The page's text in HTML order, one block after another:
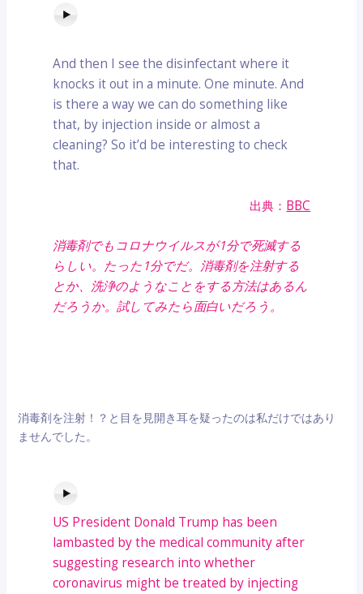
And then I see the disinfectant where it
knocks it out in a minute. One minute. And
is there a way we can do something like
that, by injection inside or almost a
cleaning? So it’d be interesting to check
that.
出典： BBC
消毒剤でもコロナウイルスが1分で死滅する
らしい。たった1分でだ。消毒剤を注射する
とか、洗浄のようなことをする方法はあるん
だろうか。試してみたら面白いだろう。
消毒剤を注射！？と目を見開き耳を疑ったのは私だけではあり
ませんでした。
US President Donald Trump has been
lambasted by the medical community after
suggesting research into whether
coronavirus might be treated by injecting